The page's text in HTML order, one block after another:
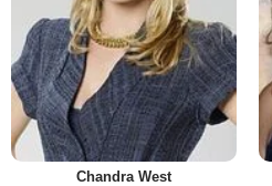
Chandra West